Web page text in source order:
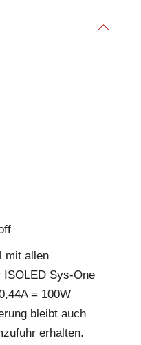
mit allen
ISOLED Sys-One
= 100W
bleibt auch
erhalten.